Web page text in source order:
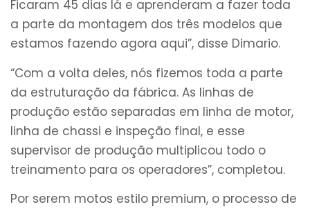
Ficaram 45 dias lá e aprenderam a fazer toda
a parte da montagem dos três modelos que
estamos fazendo agora aqui”, disse Dimario.
“Com a volta deles, nós fizemos toda a parte
da estruturação da fábrica. As linhas de
produção estão separadas em linha de motor,
linha de chassi e inspeção final, e esse
supervisor de produção multiplicou todo o
treinamento para os operadores”, completou.
Por serem motos estilo premium, o processo de